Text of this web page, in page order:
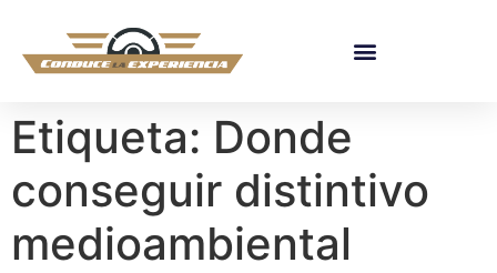
Etiqueta: Donde
conseguir distintivo
medioambiental